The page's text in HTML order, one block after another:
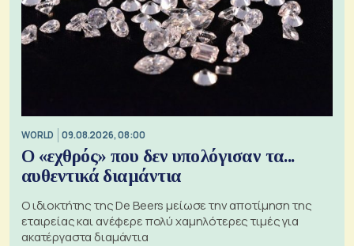
WORLD 09.08.2026, 08:00
Ο «εχθρός» που δεν υπολόγισαν τα...
αυθεντικά διαμάντια
Ο ιδιοκτήτης της De Beers μείωσε την αποτίμηση της
εταιρείας και ανέφερε πολύ χαμηλότερες τιμές για
ακατέργαστα διαμάντια